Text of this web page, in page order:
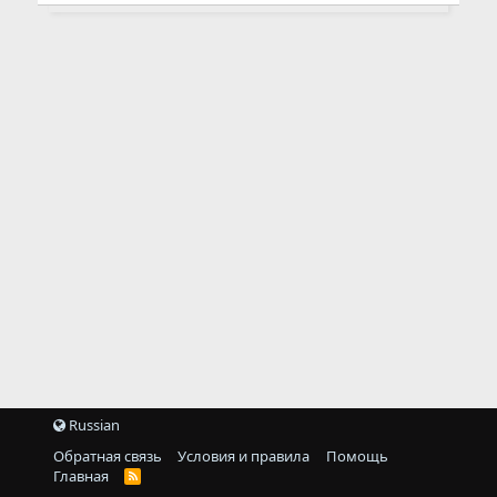
Russian
Обратная связь
Условия и правила
Помощь
Главная